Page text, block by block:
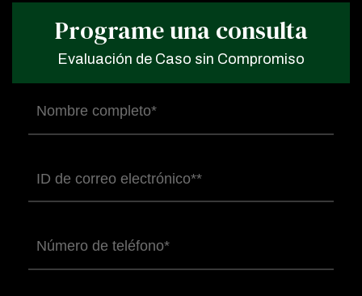
Programe una consulta
Evaluación de Caso sin Compromiso
Nombre
completo(Obligatorio)
Correo
electrónico(Obligatorio)
Número
de